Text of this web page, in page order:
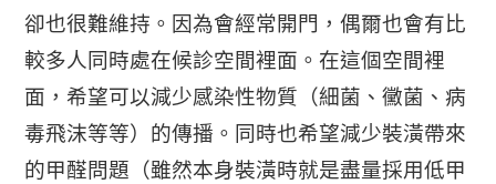
卻也很難維持。因為會經常開門，偶爾也會有比
較多人同時處在候診空間裡面。在這個空間裡
面，希望可以減少感染性物質（細菌、黴菌、病
毒飛沫等等）的傳播。同時也希望減少裝潢帶來
的甲醛問題（雖然本身裝潢時就是盡量採用低甲